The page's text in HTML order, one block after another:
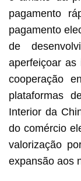
pagamento
pagamento
de
aperfeiçoar as
cooperação
plataformas
Interior da
do comércio
valorização
expansão aos